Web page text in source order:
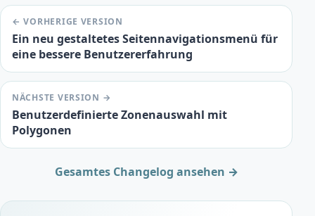
← VORHERIGE VERSION
Ein neu gestaltetes Seitennavigationsmenü für
eine bessere Benutzererfahrung
NÄCHSTE VERSION →
Benutzerdefinierte Zonenauswahl mit
Polygonen
Gesamtes Changelog ansehen →